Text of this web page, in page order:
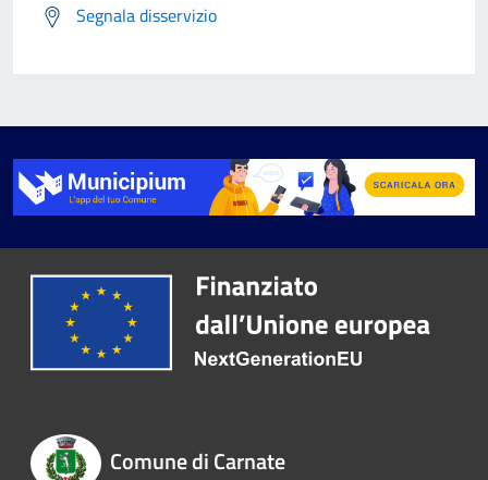
Segnala disservizio
Comune di Carnate